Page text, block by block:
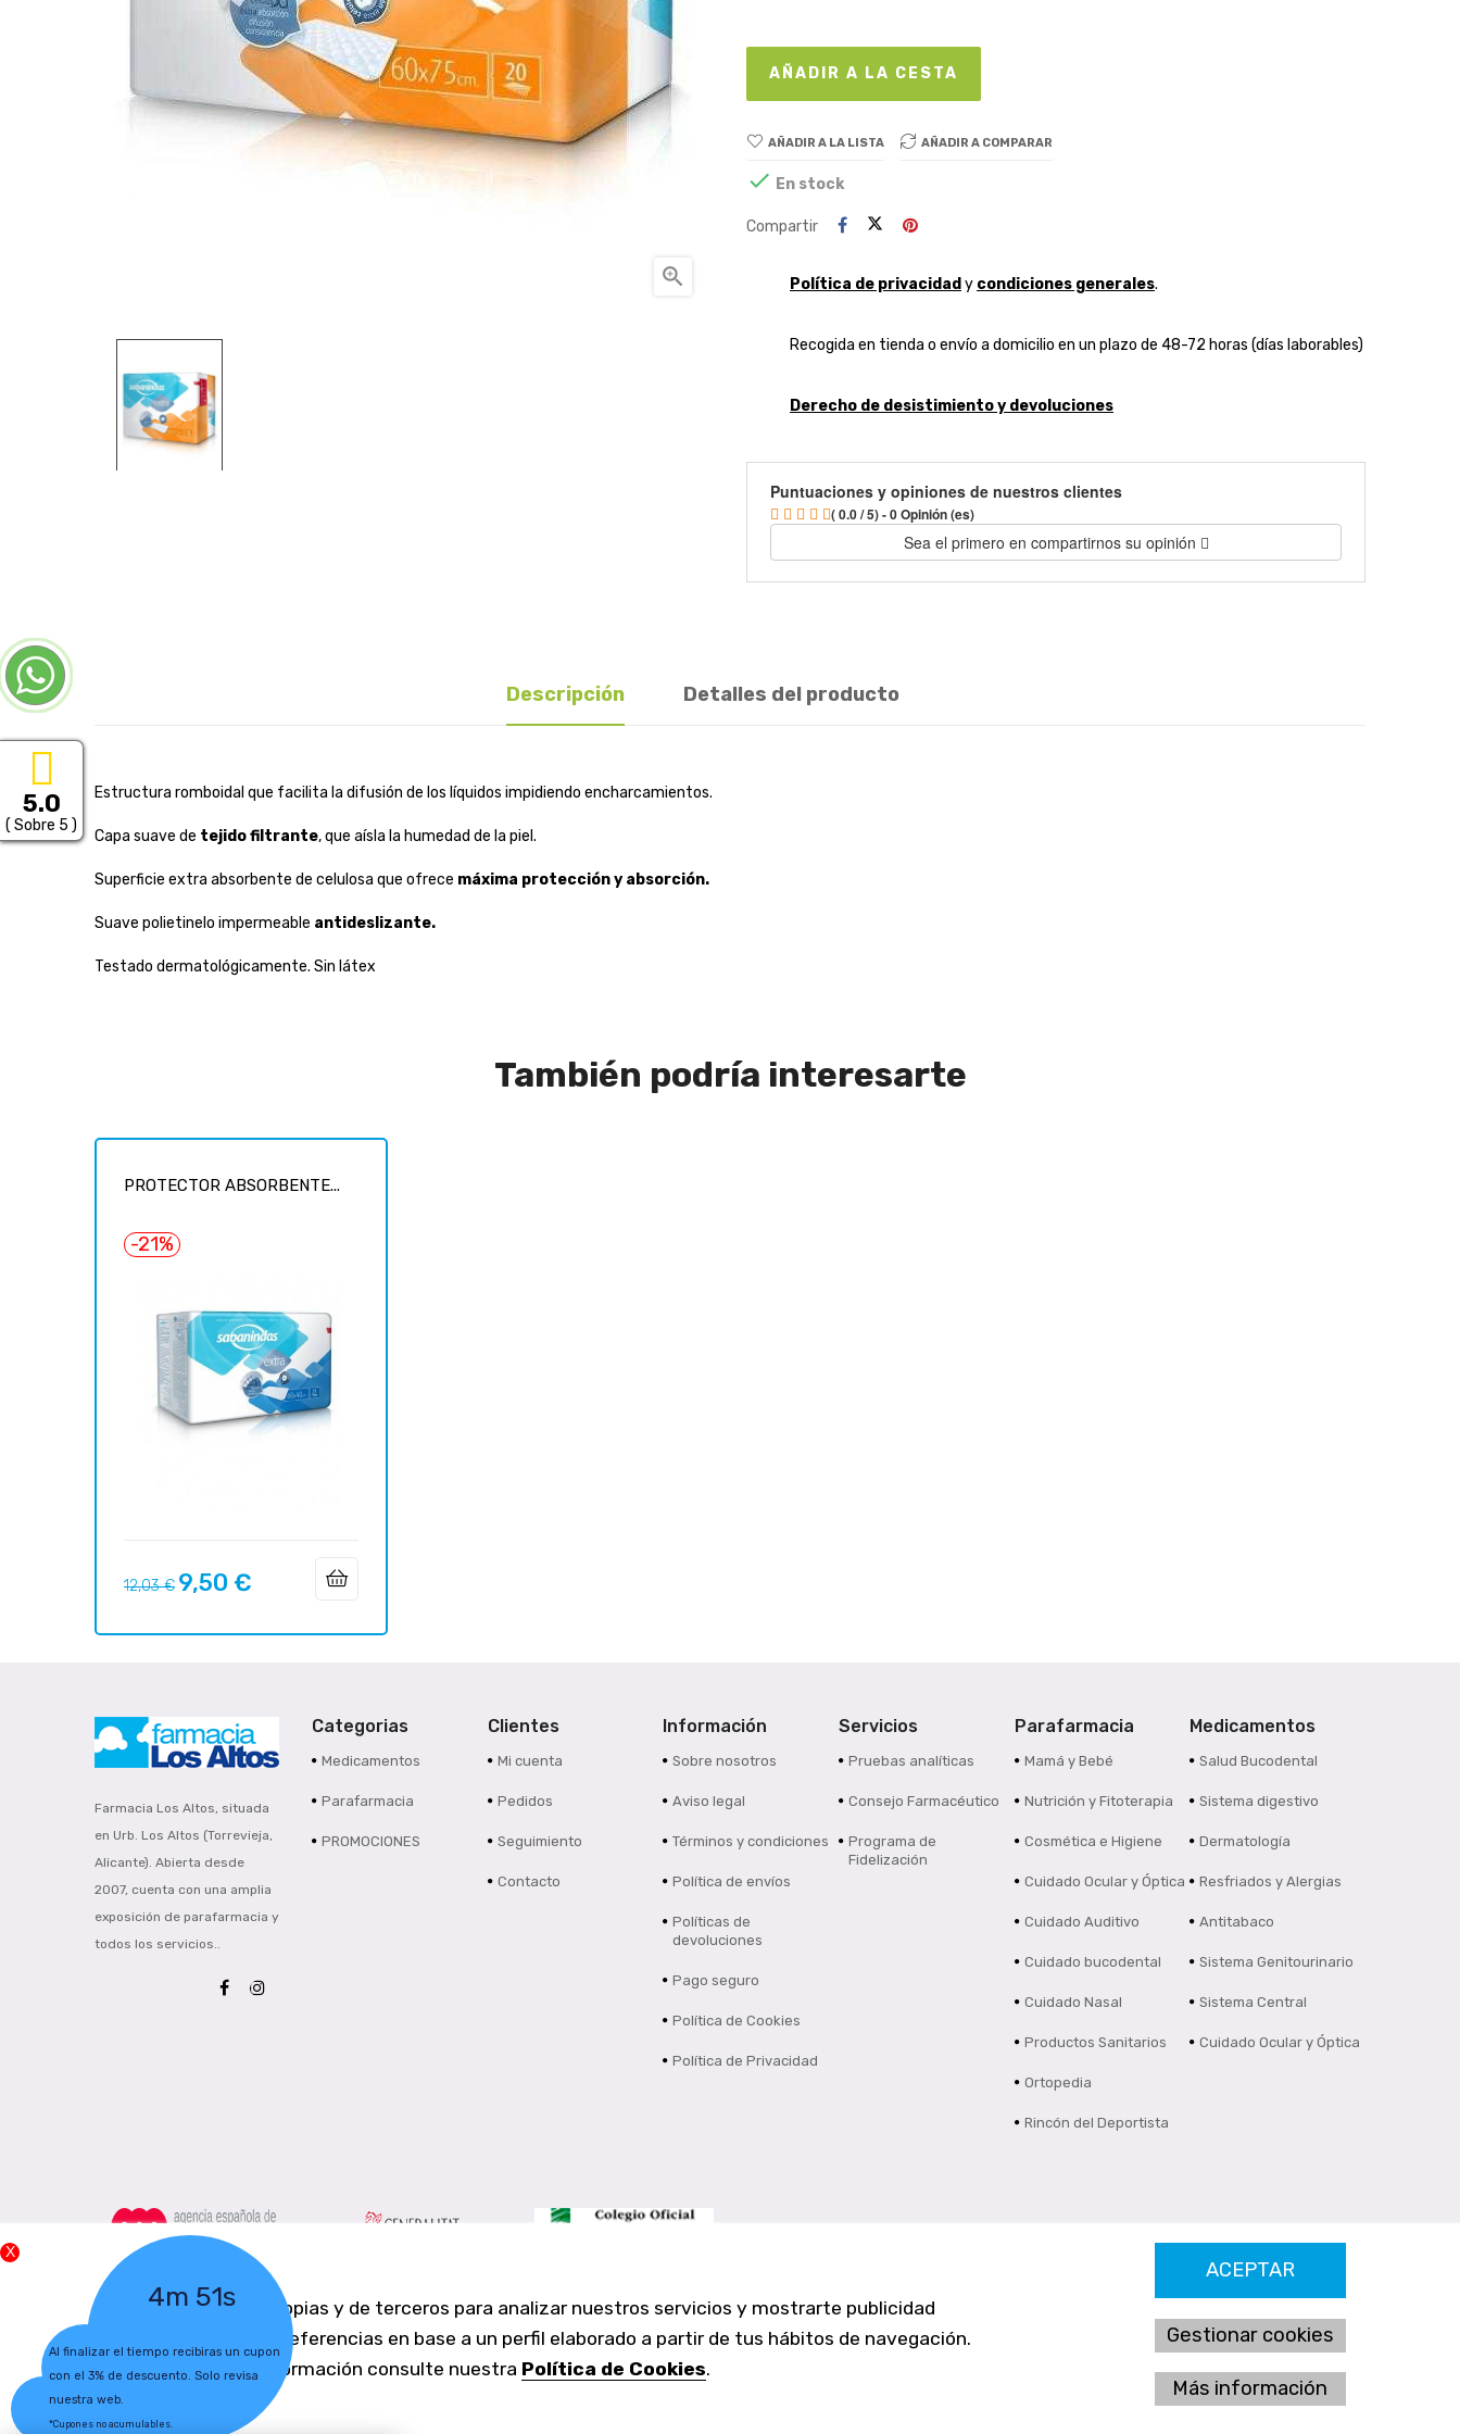
Utilizamos cookies propias y de terceros para analizar nuestros servicios y mostrarte publicidad
relacionada con tus preferencias en base a un perfil elaborado a partir de tus hábitos de navegación.
Para obtener más información consulte nuestra Política de Cookies.
ACEPTAR
Gestionar cookies
Más información

AÑADIR A LA CESTA
AÑADIR A LA LISTA AÑADIR A COMPARAR
 En stock
Compartir
Política de privacidad y condiciones generales.
Recogida en tienda o envío a domicilio en un plazo de 48-72 horas (días laborables)
Derecho de desistimiento y devoluciones
Puntuaciones y opiniones de nuestros clientes
( 0.0 / 5) - 0 Opinión (es)
Sea el primero en compartirnos su opinión
Descripción Detalles del producto
Estructura romboidal que facilita la difusión de los líquidos impidiendo encharcamientos.
Capa suave de tejido filtrante, que aísla la humedad de la piel.
Superficie extra absorbente de celulosa que ofrece máxima protección y absorción.
Suave polietinelo impermeable antideslizante.
Testado dermatológicamente. Sin látex
También podría interesarte
PROTECTOR ABSORBENTE...
-21%
Precio
12,03 € Precio
9,50 €
Farmacia Los Altos, situada
en Urb. Los Altos (Torrevieja,
Alicante). Abierta desde
2007, cuenta con una amplia
exposición de parafarmacia y
todos los servicios..
Categorias
Medicamentos
Parafarmacia
PROMOCIONES
Clientes
Mi cuenta
Pedidos
Seguimiento
Contacto
Información
Sobre nosotros
Aviso legal
Términos y condiciones
Política de envíos
Políticas de
devoluciones
Pago seguro
Política de Cookies
Política de Privacidad
Servicios
Pruebas analíticas
Consejo Farmacéutico
Programa de
Fidelización
Parafarmacia
Mamá y Bebé
Nutrición y Fitoterapia
Cosmética e Higiene
Cuidado Ocular y Óptica
Cuidado Auditivo
Cuidado bucodental
Cuidado Nasal
Productos Sanitarios
Ortopedia
Rincón del Deportista
Medicamentos
Salud Bucodental
Sistema digestivo
Dermatología
Resfriados y Alergias
Antitabaco
Sistema Genitourinario
Sistema Central
Cuidado Ocular y Óptica
4m 50s
Al finalizar el tiempo recibiras un cupon
con el 3% de descuento. Solo revisa
nuestra web.
*Cupones no acumulables.
Farmacia Los Altos nº756
Ldo. Alfredo Aparicio Grau 22555408K
N. Col. Colegio Oficial de Farmacéuticos de Alicante 4327
Nº de autorización A-790-F
5.0
( Sobre 5 )